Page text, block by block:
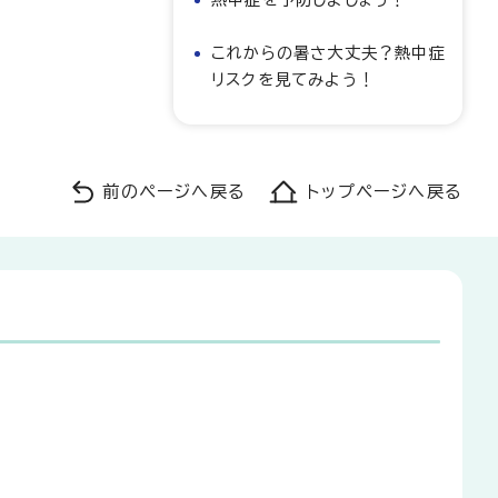
これからの暑さ大丈夫？熱中症
リスクを見てみよう！
前のページへ戻る トップページへ戻る